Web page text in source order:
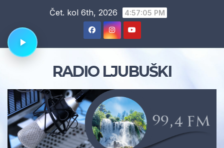
content
Čet. kol 6th, 2026 4:57:06 PM
RADIO LJUBUŠKI